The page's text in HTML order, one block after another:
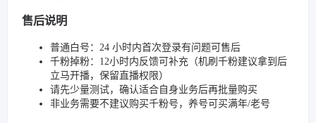
售后说明
普通白号：24 小时内首次登录有问题可售后
千粉掉粉：12小时内反馈可补充（机刷千粉建议拿到后
立马开播，保留直播权限）
请先少量测试，确认适合自身业务后再批量购买
非业务需要不建议购买千粉号，养号可买满年/老号